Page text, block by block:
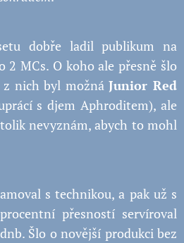
dobře ladil publikum na
2 MCs. O koho ale přesně šlo
z nich byl možnáJunior Red
s djem Aphroditem), ale
nevyznám, abych to mohl
s technikou, a pak už s
přesností servíroval
Šlo o novější produkci bez